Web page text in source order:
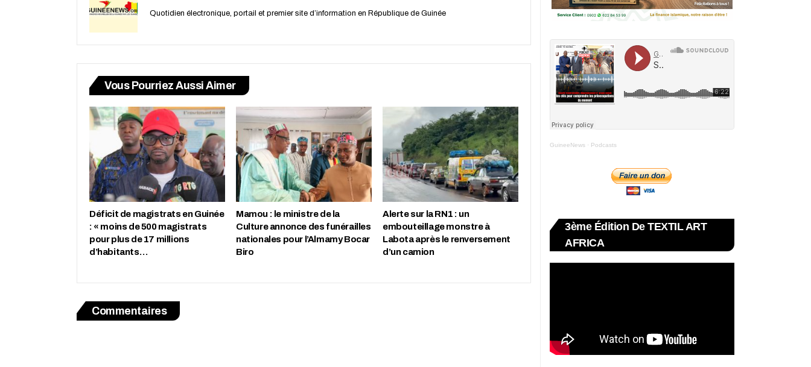
Quotidien électronique, portail et premier site d’information en République de Guinée
Vous Pourriez Aussi Aimer
Déficit de magistrats en Guinée
: « moins de 500 magistrats
pour plus de 17 millions
d’habitants…
Mamou : le ministre de la
Culture annonce des funérailles
nationales pour l’Almamy Bocar
Biro
Alerte sur la RN1 : un
embouteillage monstre à
Labota après le renversement
d’un camion
Commentaires
GuineeNews · Podcasts
3ème Édition De TEXTIL ART
AFRICA